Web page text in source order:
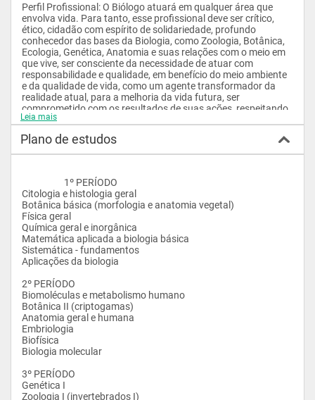
Perfil Profissional: O Biólogo atuará em qualquer área que
envolva vida. Para tanto, esse profissional deve ser crítico,
ético, cidadão com espírito de solidariedade, profundo
conhecedor das bases da Biologia, como Zoologia, Botânica,
Ecologia, Genética, Anatomia e suas relações com o meio em
que vive, ser consciente da necessidade de atuar com
responsabilidade e qualidade, em benefício do meio ambiente
e da qualidade de vida, como um agente transformador da
realidade atual, para a melhoria da vida futura, ser
comprometido com os resultados de suas ações, respeitando
sempre a conduta profissional. Estar ciente de sua
inovador, dinâmico e gerador de novas idéias.
do novo milênio, com atuação constante nas áreas de: Saúde,
Engenharia Genética, Microbiologia, Agronomia e Meio
Ambiente. O Biólogo poderá atuar na docência em Ensino
Fundamental e Médio, em Centros de Pesquisa, Institutos,
Museus, Indústrias, Hospitais, Zoológicos, empresas como a
Petrobrás, na área de Turismo Ambiental ou Eco Turismo,
Parques, Nacionais, Estaduais e Municipais, na área da
Biotecnologia, Engenharia Genética, Consultoria Ambiental,
Laboratórios de Análises Clínicas, Laboratórios de Pesquisa,
como Embrapa, Butantan, Instituto de Medicina tropical,
Instituto Biológico, Instituto Agronômico, e, até mesmo, como
consultores em Cinema.
Leia mais
Plano de estudos
Citologia e histologia geral
Botânica básica (morfologia e anatomia vegetal)
Física geral
Química geral e inorgânica
Matemática aplicada a biologia básica
Sistemática - fundamentos
Aplicações da biologia
2º PERÍODO
Biomoléculas e metabolismo humano
Botânica II (criptogamas)
Anatomia geral e humana
Embriologia
Biofísica
Biologia molecular
3º PERÍODO
Genética I
Zoologia I (invertebrados I)